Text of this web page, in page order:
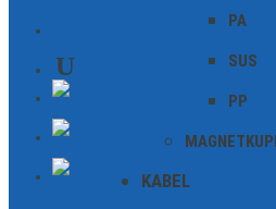
PA
SUS
PP
KABEL
Zusätzliche